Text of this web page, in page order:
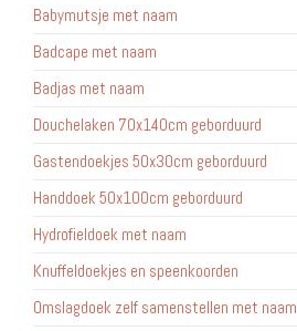
Babymutsje met naam
Badcape met naam
Badjas met naam
Douchelaken 70x140cm geborduurd
Gastendoekjes 50x30cm geborduurd
Handdoek 50x100cm geborduurd
Hydrofieldoek met naam
Knuffeldoekjes en speenkoorden
Omslagdoek zelf samenstellen met naam